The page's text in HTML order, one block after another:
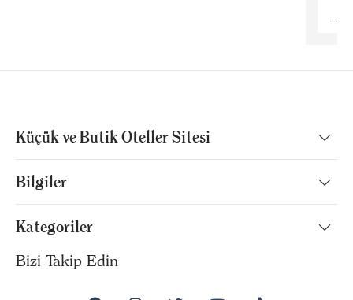
Küçük ve Butik Oteller Sitesi
Bilgiler
Kategoriler
Bizi Takip Edin